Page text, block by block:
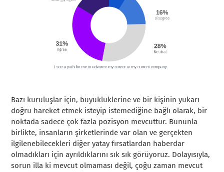
Bazı kuruluşlar için, büyüklüklerine ve bir kişinin yukarı
doğru hareket etmek isteyip istemediğine bağlı olarak, bir
noktada sadece çok fazla pozisyon mevcuttur. Bununla
birlikte, insanların şirketlerinde var olan ve gerçekten
ilgilenebilecekleri diğer yatay fırsatlardan haberdar
olmadıkları için ayrıldıklarını sık sık görüyoruz. Dolayısıyla,
sorun illa ki mevcut olmaması değil, çoğu zaman mevcut